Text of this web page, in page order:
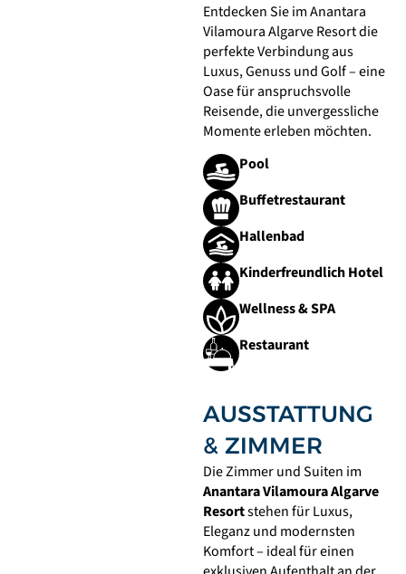
Entdecken Sie im Anantara
Vilamoura Algarve Resort die
perfekte Verbindung aus
Luxus, Genuss und Golf – eine
Oase für anspruchsvolle
Reisende, die unvergessliche
Momente erleben möchten.
Pool
Buffetrestaurant
Hallenbad
Kinderfreundlich Hotel
Wellness & SPA
Restaurant
AUSSTATTUNG
& ZIMMER
Die Zimmer und Suiten im
Anantara Vilamoura Algarve
Resortstehen für Luxus,
Eleganz und modernsten
Komfort – ideal für einen